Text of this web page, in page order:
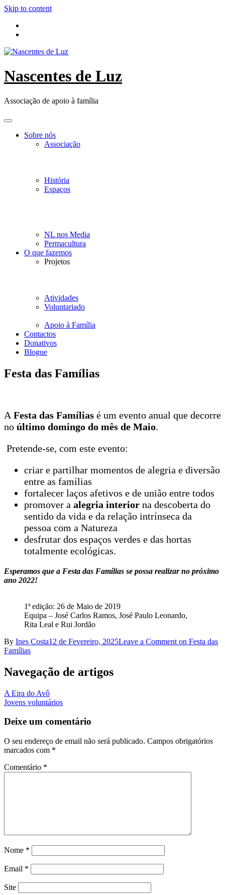
Skip to content
Nascentes de Luz
Associação de apoio à família
Sobre nós
Associação
História
Espaços
NL nos Media
Permacultura
O que fazemos
Projetos
Atividades
Voluntariado
Apoio à Família
Contactos
Donativos
Blogue
Festa das Famílias
A Festa das Famílias é um evento anual que decorre
no último domingo do mês de Maio.
Pretende-se, com este evento:
criar e partilhar momentos de alegria e diversão
entre as famílias
fortalecer laços afetivos e de união entre todos
promover a alegria interior na descoberta do
sentido da vida e da relação intrínseca da
pessoa com a Natureza
desfrutar dos espaços verdes e das hortas
totalmente ecológicas.
Esperamos que a Festa das Famílias se possa realizar no próximo
ano 2022!
1ª edição: 26 de Maio de 2019
Equipa – José Carlos Ramos, José Paulo Leonardo,
Rita Leal e Rui Jordão
By Ines Costa12 de Fevereiro, 2025Leave a Comment on Festa das
Famílias
Navegação de artigos
A Eira do Avô
Jovens voluntários
Deixe um comentário
O seu endereço de email não será publicado. Campos obrigatórios
marcados com *
Comentário *
Nome *
Email *
Site